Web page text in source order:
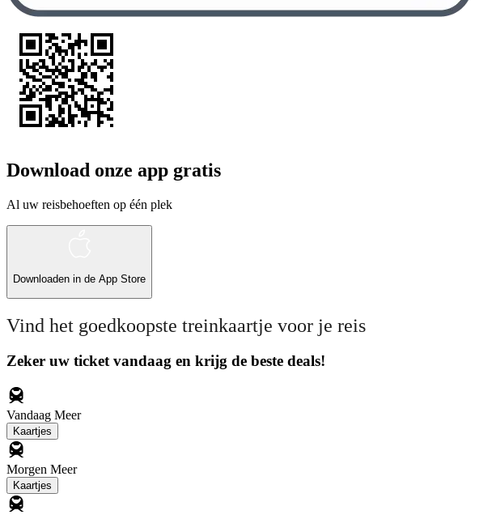
Download onze app gratis
Al uw reisbehoeften op één plek
Downloaden in de App Store
Vind het goedkoopste treinkaartje voor je reis
Zeker uw ticket vandaag en krijg de beste deals!
Vandaag Meer
Kaartjes
Morgen Meer
Kaartjes